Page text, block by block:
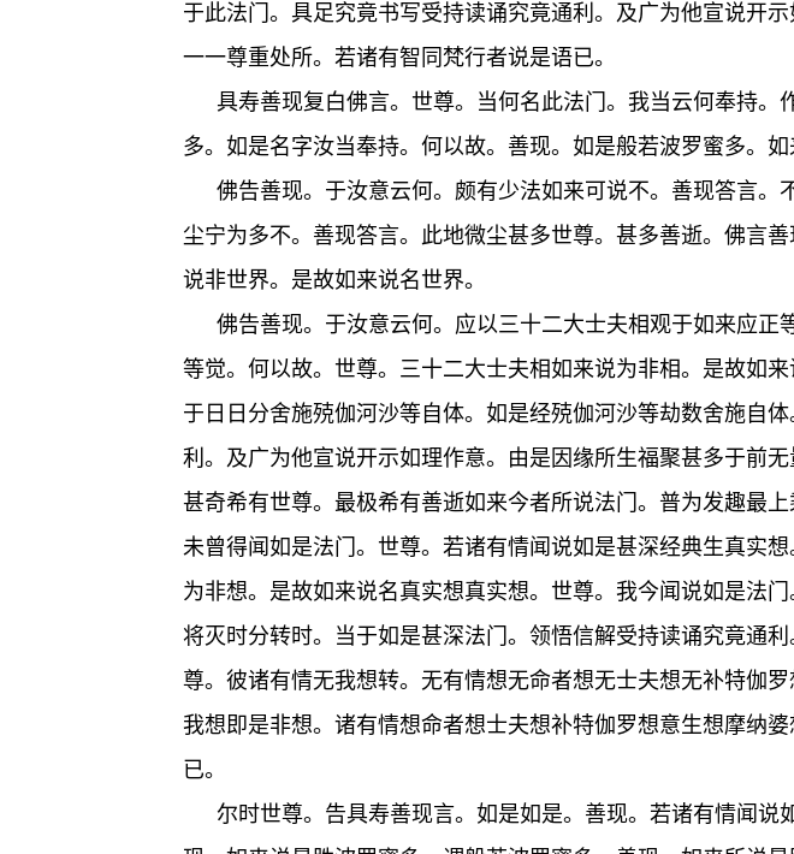
于此法门。具足究竟书写受持读诵究竟通利。及广为他宣说开
一一尊重处所。若诸有智同梵行者说是语已。
具寿善现复白佛言。世尊。当何名此法门。我当云何奉持
多。如是名字汝当奉持。何以故。善现。如是般若波罗蜜多。
佛告善现。于汝意云何。颇有少法如来可说不。善现答言
尘宁为多不。善现答言。此地微尘甚多世尊。甚多善逝。佛言
说非世界。是故如来说名世界。
佛告善现。于汝意云何。应以三十二大士夫相观于如来应
等觉。何以故。世尊。三十二大士夫相如来说为非相。是故如
于日日分舍施殑伽河沙等自体。如是经殑伽河沙等劫数舍施自
利。及广为他宣说开示如理作意。由是因缘所生福聚甚多于前
甚奇希有世尊。最极希有善逝如来今者所说法门。普为发趣最
未曾得闻如是法门。世尊。若诸有情闻说如是甚深经典生真实
为非想。是故如来说名真实想真实想。世尊。我今闻说如是法
将灭时分转时。当于如是甚深法门。领悟信解受持读诵究竟通
尊。彼诸有情无我想转。无有情想无命者想无士夫想无补特伽
我想即是非想。诸有情想命者想士夫想补特伽罗想意生想摩纳
已。
尔时世尊。告具寿善现言。如是如是。善现。若诸有情闻